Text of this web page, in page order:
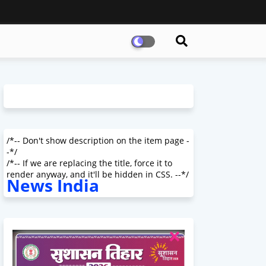
/*-- Don't show description on the item page -
-*/
/*-- If we are replacing the title, force it to
render anyway, and it'll be hidden in CSS. --*/
News India